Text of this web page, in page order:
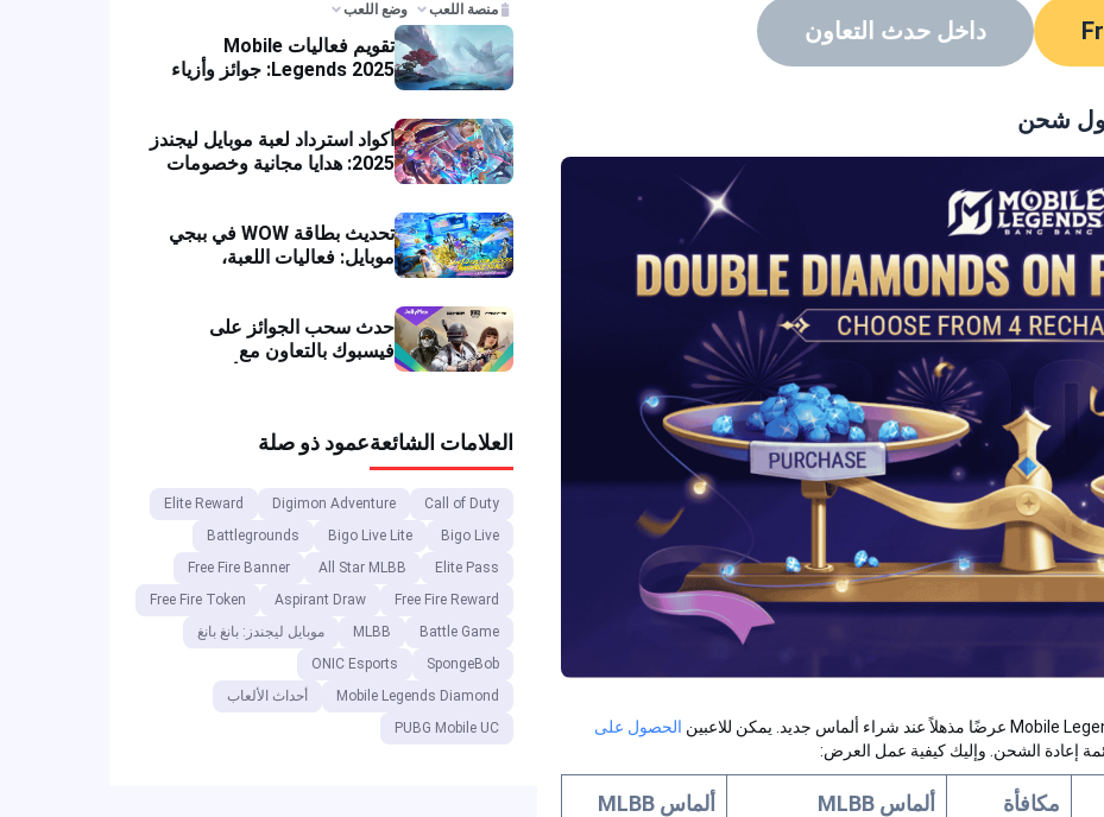
داخل حدث التعاون
الحصول على
إعادة الشحن. وإليك كيفية عمل العرض:
مكافأة
ألماس MLBB
ألماس MLBB
منصة اللعب وضع اللعب
تقويم فعاليات Mobile
Legends 2025: جوائز وأزياء
أكواد استرداد لعبة موبايل ليجندز
2025: هدايا مجانية وخصومات
تحديث بطاقة WOW في ببجي
موبايل: فعاليات اللعبة،
حدث سحب الجوائز على
فيسبوك بالتعاون مع
العلامات الشائعةعمود ذو صلة
Call of Duty
Digimon Adventure
Elite Reward
Bigo Live
Bigo Live Lite
Battlegrounds
Elite Pass
All Star MLBB
Free Fire Banner
Free Fire Reward
Aspirant Draw
Free Fire Token
Battle Game
MLBB
موبايل ليجندز: بانغ بانغ
SpongeBob
ONIC Esports
Mobile Legends Diamond
أحداث الألعاب
PUBG Mobile UC